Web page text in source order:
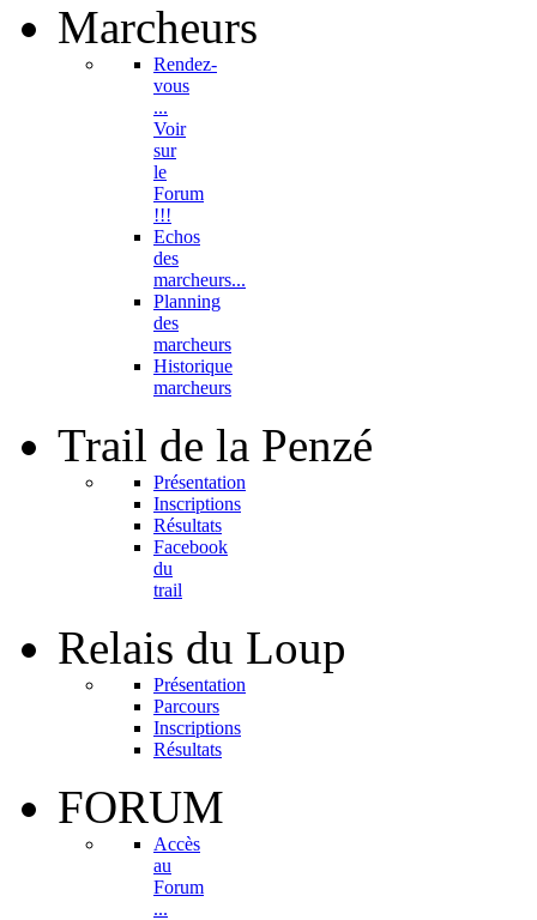
Marcheurs
Rendez-
vous
...
Voir
sur
le
Forum
!!!
Echos
des
marcheurs...
Planning
des
marcheurs
Historique
marcheurs
Trail de la Penzé
Présentation
Inscriptions
Résultats
Facebook
du
trail
Relais du Loup
Présentation
Parcours
Inscriptions
Résultats
FORUM
Accès
au
Forum
...